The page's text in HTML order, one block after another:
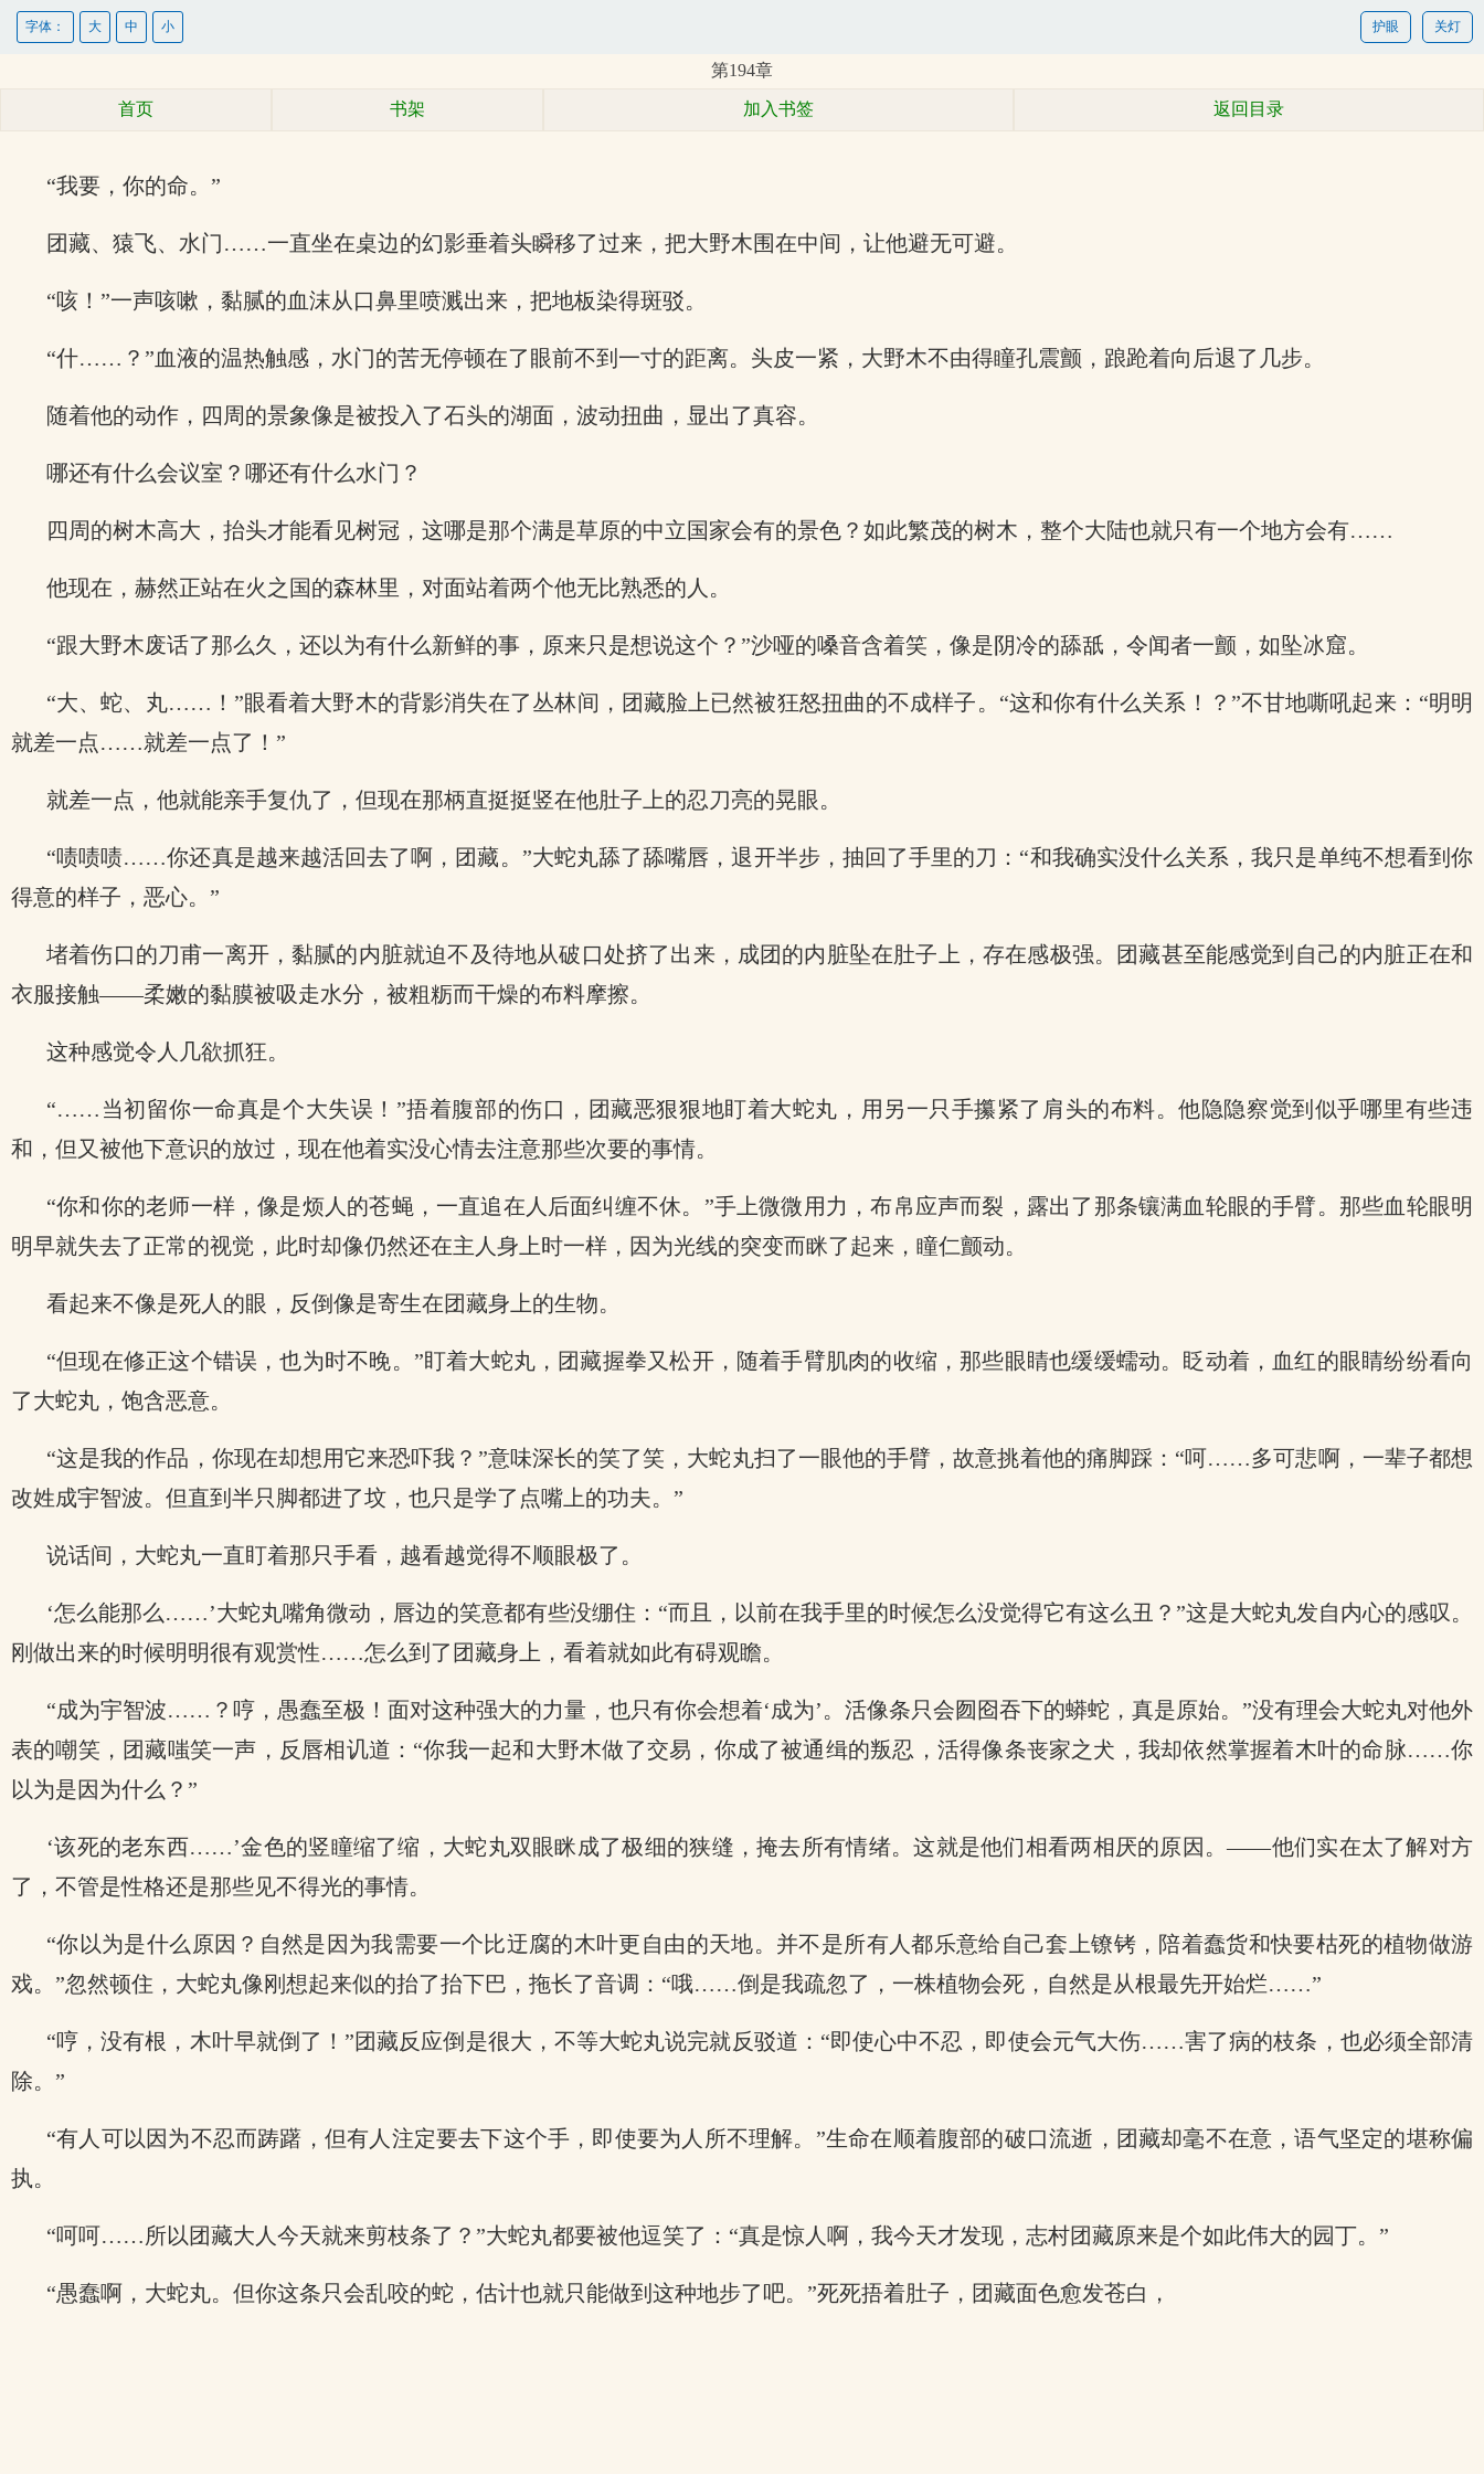
关灯
护眼
字体： 大 中 小
第194章
首页 书架 加入书签 返回目录
“我要，你的命。”
团藏、猿飞、水门……一直坐在桌边的幻影垂着头瞬移了过来，把大野木围在中间，让他避无可避。
“咳！”一声咳嗽，黏腻的血沫从口鼻里喷溅出来，把地板染得斑驳。
“什……？”血液的温热触感，水门的苦无停顿在了眼前不到一寸的距离。头皮一紧，大野木不由得瞳孔震颤，踉跄着向后退了几步。
随着他的动作，四周的景象像是被投入了石头的湖面，波动扭曲，显出了真容。
哪还有什么会议室？哪还有什么水门？
四周的树木高大，抬头才能看见树冠，这哪是那个满是草原的中立国家会有的景色？如此繁茂的树木，整个大陆也就只有一个地方会有……
他现在，赫然正站在火之国的森林里，对面站着两个他无比熟悉的人。
“跟大野木废话了那么久，还以为有什么新鲜的事，原来只是想说这个？”沙哑的嗓音含着笑，像是阴冷的舔舐，令闻者一颤，如坠冰窟。
“大、蛇、丸……！”眼看着大野木的背影消失在了丛林间，团藏脸上已然被狂怒扭曲的不成样子。“这和你有什么关系！？”不甘地嘶吼起来：“明明
就差一点……就差一点了！”
就差一点，他就能亲手复仇了，但现在那柄直挺挺竖在他肚子上的忍刀亮的晃眼。
“啧啧啧……你还真是越来越活回去了啊，团藏。”大蛇丸舔了舔嘴唇，退开半步，抽回了手里的刀：“和我确实没什么关系，我只是单纯不想看到你
得意的样子，恶心。”
堵着伤口的刀甫一离开，黏腻的内脏就迫不及待地从破口处挤了出来，成团的内脏坠在肚子上，存在感极强。团藏甚至能感觉到自己的内脏正在和
衣服接触——柔嫩的黏膜被吸走水分，被粗粝而干燥的布料摩擦。
这种感觉令人几欲抓狂。
“……当初留你一命真是个大失误！”捂着腹部的伤口，团藏恶狠狠地盯着大蛇丸，用另一只手攥紧了肩头的布料。他隐隐察觉到似乎哪里有些违
和，但又被他下意识的放过，现在他着实没心情去注意那些次要的事情。
“你和你的老师一样，像是烦人的苍蝇，一直追在人后面纠缠不休。”手上微微用力，布帛应声而裂，露出了那条镶满血轮眼的手臂。那些血轮眼明
明早就失去了正常的视觉，此时却像仍然还在主人身上时一样，因为光线的突变而眯了起来，瞳仁颤动。
看起来不像是死人的眼，反倒像是寄生在团藏身上的生物。
“但现在修正这个错误，也为时不晚。”盯着大蛇丸，团藏握拳又松开，随着手臂肌肉的收缩，那些眼睛也缓缓蠕动。眨动着，血红的眼睛纷纷看向
了大蛇丸，饱含恶意。
“这是我的作品，你现在却想用它来恐吓我？”意味深长的笑了笑，大蛇丸扫了一眼他的手臂，故意挑着他的痛脚踩：“呵……多可悲啊，一辈子都想
改姓成宇智波。但直到半只脚都进了坟，也只是学了点嘴上的功夫。”
说话间，大蛇丸一直盯着那只手看，越看越觉得不顺眼极了。
‘怎么能那么……’大蛇丸嘴角微动，唇边的笑意都有些没绷住：“而且，以前在我手里的时候怎么没觉得它有这么丑？”这是大蛇丸发自内心的感叹。
刚做出来的时候明明很有观赏性……怎么到了团藏身上，看着就如此有碍观瞻。
“成为宇智波……？哼，愚蠢至极！面对这种强大的力量，也只有你会想着‘成为’。活像条只会囫囵吞下的蟒蛇，真是原始。”没有理会大蛇丸对他外
表的嘲笑，团藏嗤笑一声，反唇相讥道：“你我一起和大野木做了交易，你成了被通缉的叛忍，活得像条丧家之犬，我却依然掌握着木叶的命脉……你
以为是因为什么？”
‘该死的老东西……’金色的竖瞳缩了缩，大蛇丸双眼眯成了极细的狭缝，掩去所有情绪。这就是他们相看两相厌的原因。——他们实在太了解对方
了，不管是性格还是那些见不得光的事情。
“你以为是什么原因？自然是因为我需要一个比迂腐的木叶更自由的天地。并不是所有人都乐意给自己套上镣铐，陪着蠢货和快要枯死的植物做游
戏。”忽然顿住，大蛇丸像刚想起来似的抬了抬下巴，拖长了音调：“哦……倒是我疏忽了，一株植物会死，自然是从根最先开始烂……”
“哼，没有根，木叶早就倒了！”团藏反应倒是很大，不等大蛇丸说完就反驳道：“即使心中不忍，即使会元气大伤……害了病的枝条，也必须全部清
除。”
“有人可以因为不忍而踌躇，但有人注定要去下这个手，即使要为人所不理解。”生命在顺着腹部的破口流逝，团藏却毫不在意，语气坚定的堪称偏
执。
“呵呵……所以团藏大人今天就来剪枝条了？”大蛇丸都要被他逗笑了：“真是惊人啊，我今天才发现，志村团藏原来是个如此伟大的园丁。”
“愚蠢啊，大蛇丸。但你这条只会乱咬的蛇，估计也就只能做到这种地步了吧。”死死捂着肚子，团藏面色愈发苍白，